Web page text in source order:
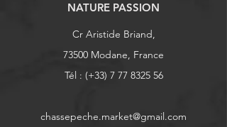
NATURE PASSION
Cr Aristide Briand,
73500 Modane, France
Tél : (+33) 7 77 8325 56
chassepeche.market@gmail.com